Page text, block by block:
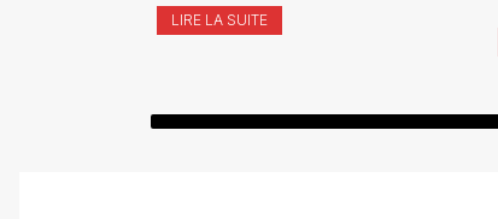
LIRE LA SUITE